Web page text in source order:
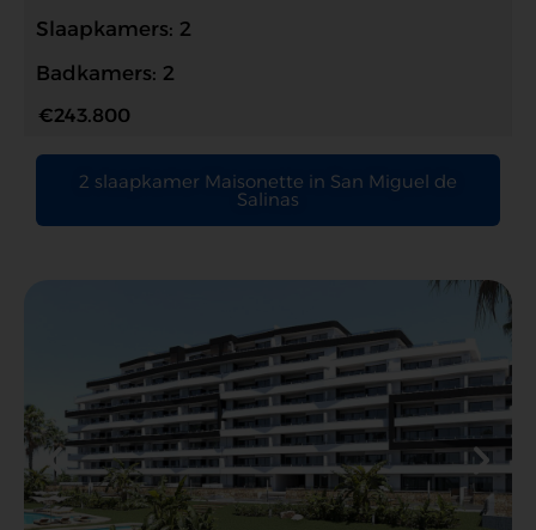
Slaapkamers: 2
Badkamers: 2
€243.800
2 slaapkamer Maisonette in San Miguel de
Salinas